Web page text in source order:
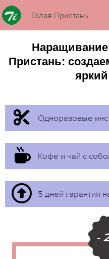
Голая Пристань
Наращивание
Пристань:
Одноразовые
Кофе и чай с
5 дней гарантия
-